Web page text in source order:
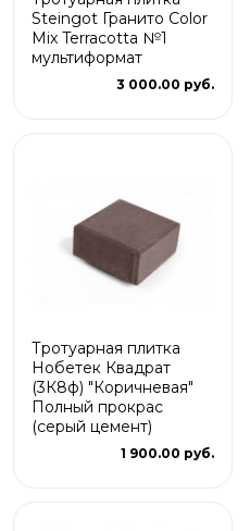
Steingot Гранито Color
Mix Terracotta №1
мультиформат
3 000.00 руб.
Тротуарная плитка
Нобетек Квадрат
(3К8ф) "Коричневая"
Полный прокрас
(серый цемент)
1 900.00 руб.